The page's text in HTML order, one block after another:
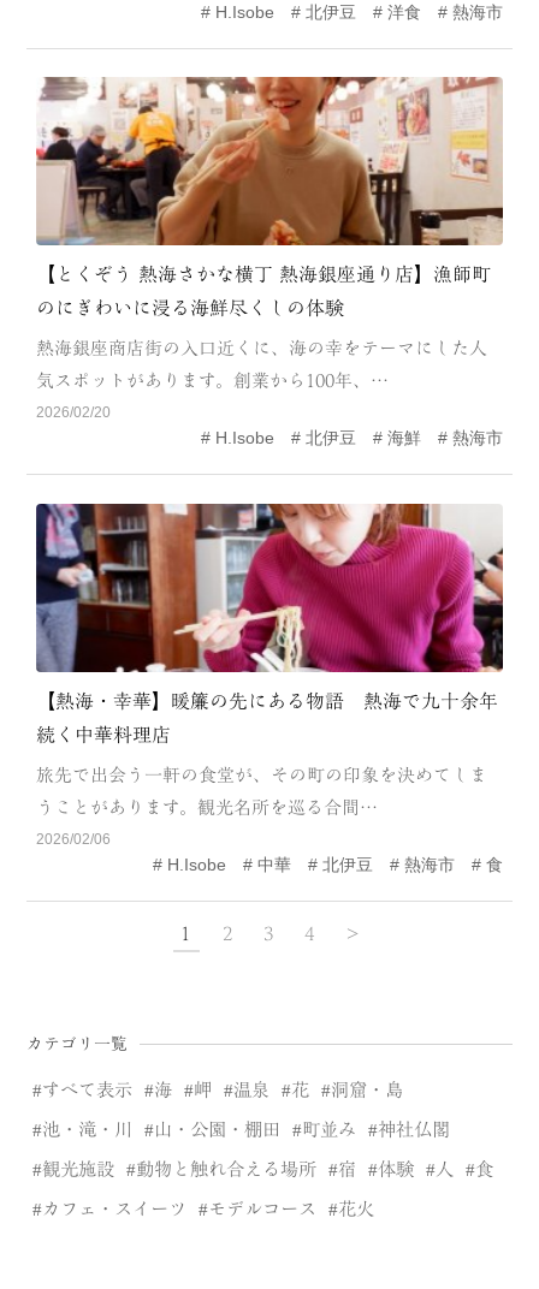
H.Isobe 北伊豆 洋食 熱海市
【とくぞう 熱海さかな横丁 熱海銀座通り店】漁師町
のにぎわいに浸る海鮮尽くしの体験
熱海銀座商店街の入口近くに、海の幸をテーマにした人
気スポットがあります。創業から100年、…
2026/02/20
H.Isobe 北伊豆 海鮮 熱海市
【熱海・幸華】暖簾の先にある物語 熱海で九十余年
続く中華料理店
旅先で出会う一軒の食堂が、その町の印象を決めてしま
うことがあります。観光名所を巡る合間…
2026/02/06
H.Isobe 中華 北伊豆 熱海市 食
1 2 3 4 >
カテゴリ一覧
すべて表示 海 岬 温泉 花 洞窟・島
池・滝・川 山・公園・棚田 町並み 神社仏閣
観光施設 動物と触れ合える場所 宿 体験 人 食
カフェ・スイーツ モデルコース 花火